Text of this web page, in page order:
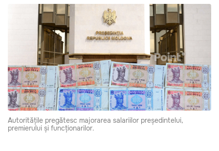
Autoritățile pregătesc majorarea salariilor președintelui,
premierului și funcționarilor.